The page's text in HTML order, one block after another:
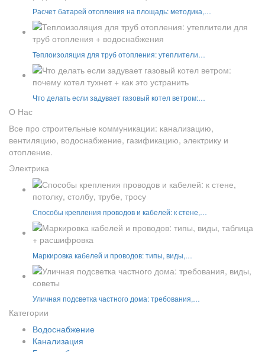
Расчет батарей отопления на площадь: методика,…
Теплоизоляция для труб отопления: утеплители…
Что делать если задувает газовый котел ветром:…
О Нас
Все про строительные коммуникации: канализацию,
вентиляцию, водоснабжение, газификацию, электрику и
отопление.
Электрика
Способы крепления проводов и кабелей: к стене,…
Маркировка кабелей и проводов: типы, виды,…
Уличная подсветка частного дома: требования,…
Категории
Водоснабжение
Канализация